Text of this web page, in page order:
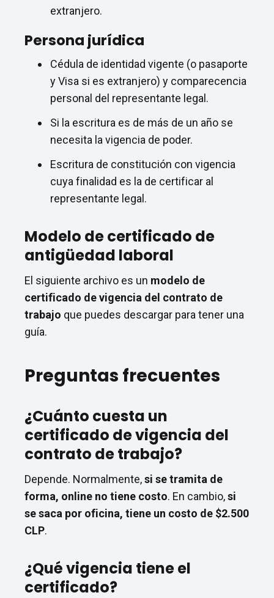
extranjero.
Persona jurídica
Cédula de identidad vigente (o pasaporte
y Visa si es extranjero) y comparecencia
personal del representante legal.
Si la escritura es de más de un año se
necesita la vigencia de poder.
Escritura de constitución con vigencia
cuya finalidad es la de certificar al
representante legal.
Modelo de certificado de
antigüedad laboral
El siguiente archivo es un modelo de
certificado de vigencia del contrato de
trabajo que puedes descargar para tener una
guía.
Preguntas frecuentes
¿Cuánto cuesta un
certificado de vigencia del
contrato de trabajo?
Depende. Normalmente,si se tramita de
forma, online no tiene costo. En cambio,si
se saca por oficina, tiene un costo de $2.500
CLP.
¿Qué vigencia tiene el
certificado?